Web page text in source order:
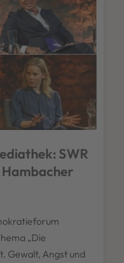
SWR
„Die
Gewalt, Angst und